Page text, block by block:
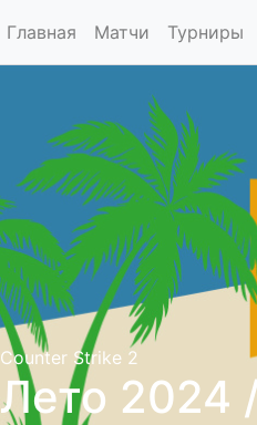
Главная Матчи Турниры
Counter Strike 2
Лето 2024